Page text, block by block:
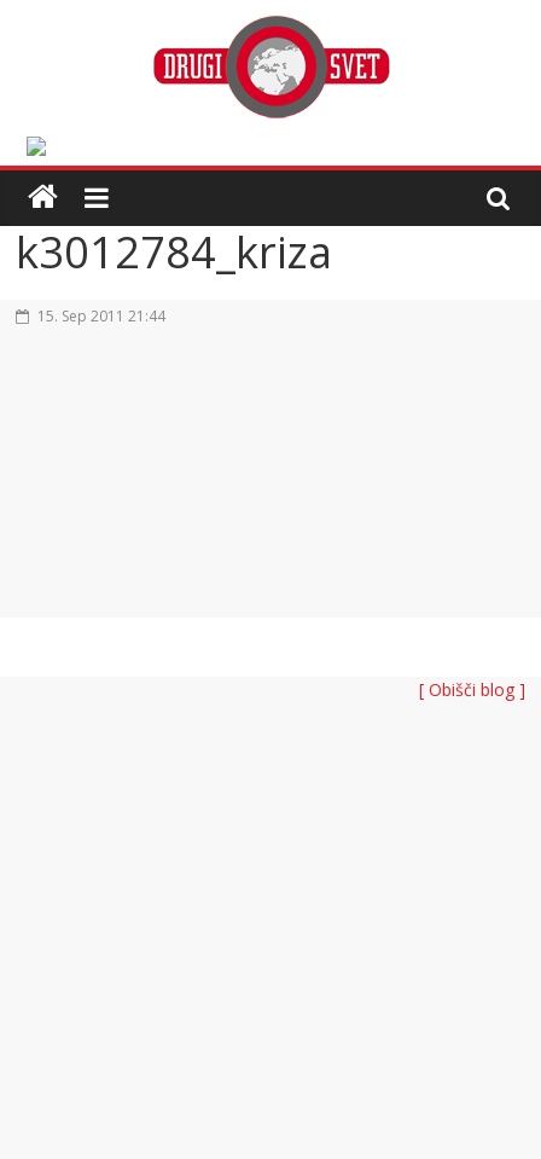
k3012784_kriza
15. Sep 2011 21:44
[ Obišči blog ]